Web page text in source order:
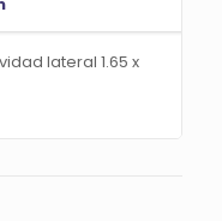
lateral 1.65 x